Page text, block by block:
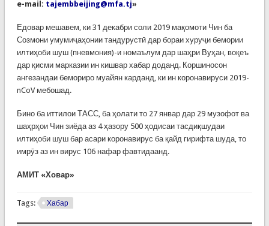
e-mail: tajembbeijing@mfa.tj»
Едовар мешавем, ки 31 декабри соли 2019 мақомоти Чин ба
Созмони умумиҷаҳонии тандурустӣ дар бораи хуруҷи бемории
илтиҳоби шуш (пневмония)-и номаълум дар шаҳри Вуҳан, воқеъ
дар қисми марказии ин кишвар хабар доданд. Коршиносон
ангезандаи бемориро муайян карданд, ки ин коронавируси 2019-
nCoV мебошад.
Бино ба иттилои ТАСС, ба ҳолати то 27 январ дар 29 музофот ва
шаҳрҳои Чин зиёда аз 4 ҳазору 500 ҳодисаи тасдиқшудаи
илтиҳоби шуш бар асари коронавирус ба қайд гирифта шуда, то
имрӯз аз ин вирус 106 нафар фавтидаанд.
АМИТ«Ховар»
Tags: Хабар